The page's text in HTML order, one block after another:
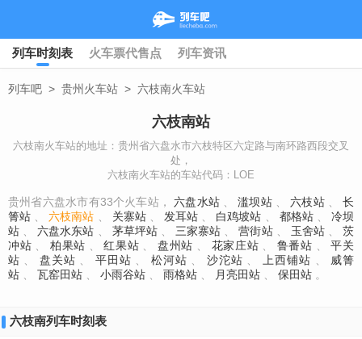
列车时刻表 火车票代售点 列车资讯
列车吧 > 贵州火车站 > 六枝南火车站
六枝南站
六枝南火车站的地址：贵州省六盘水市六枝特区六定路与南环路西段交叉
处，
六枝南火车站的车站代码：LOE
贵州省六盘水市有33个火车站， 六盘水站 滥坝站 六枝站
长
箐站
六枝南站 关寨站 发耳站 白鸡坡站 都格站
冷坝
站
六盘水东站 茅草坪站 三家寨站 营街站 玉舍站
茨
冲站
柏果站 红果站 盘州站 花家庄站 鲁番站
平关
站
盘关站 平田站 松河站 沙沱站 上西铺站
威箐
站
瓦窑田站 小雨谷站 雨格站 月亮田站 保田站 。
六枝南列车时刻表